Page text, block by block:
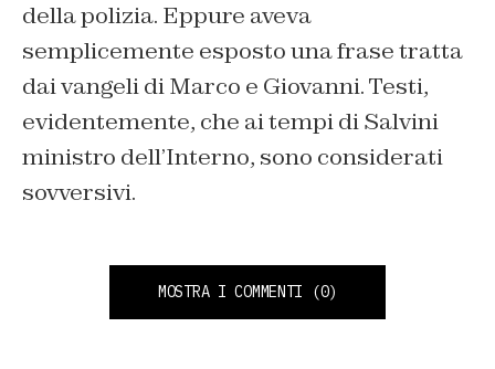
della polizia. Eppure aveva
semplicemente esposto una frase tratta
dai vangeli di Marco e Giovanni. Testi,
evidentemente, che ai tempi di Salvini
ministro dell’Interno, sono considerati
sovversivi.
MOSTRA I COMMENTI (0)